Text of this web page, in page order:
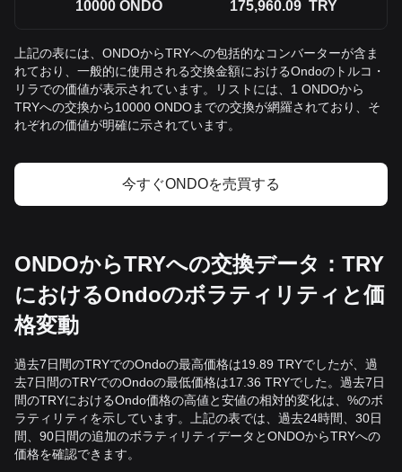
10000 ONDO 175,960.09 TRY
上記の表には、ONDOからTRYへの包括的なコンバーターが含ま
れており、一般的に使用される交換金額におけるOndoのトルコ・
リラでの価値が表示されています。リストには、1 ONDOから
TRYへの交換から10000 ONDOまでの交換が網羅されており、そ
れぞれの価値が明確に示されています。
今すぐONDOを売買する
ONDOからTRYへの交換データ：TRY
におけるOndoのボラティリティと価
格変動
過去7日間のTRYでのOndoの最高価格は19.89 TRYでしたが、過
去7日間のTRYでのOndoの最低価格は17.36 TRYでした。過去7日
間のTRYにおけるOndo価格の高値と安値の相対的変化は、%のボ
ラティリティを示しています。上記の表では、過去24時間、30日
間、90日間の追加のボラティリティデータとONDOからTRYへの
価格を確認できます。